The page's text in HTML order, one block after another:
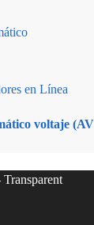
en Línea
voltaje